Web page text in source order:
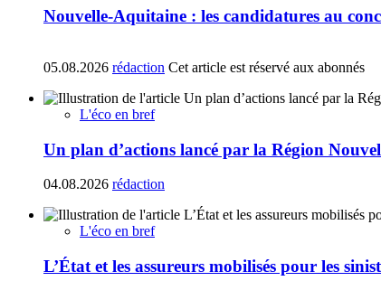
Nouvelle-Aquitaine : les candidatures au
05.08.2026 rédaction Cet article est réservé aux abonnés
L'éco en bref
Un plan d’actions lancé par la Région
04.08.2026 rédaction
L'éco en bref
L’État et les assureurs mobilisés pour les